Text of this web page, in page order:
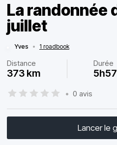
La randonnée
juillet
Yves • 1 roadbook
Distance
373 km
Durée
5h57
• 0 avis
Lancer le